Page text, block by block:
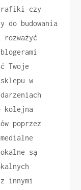
czy
do budowania
Twoje
w
kolejna
poprzez
są
innymi